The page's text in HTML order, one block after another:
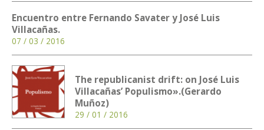
Encuentro entre Fernando Savater y José Luis
Villacañas.
07 / 03 / 2016
The republicanist drift: on José Luis
Villacañas’ Populismo».(Gerardo
Muñoz)
29 / 01 / 2016